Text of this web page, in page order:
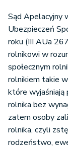
Sąd Apelacyjny
Ubezpieczeń
roku (III AUa
rolnikowi w
społecznym
rolnikiem takie
które wyjaśniają
rolnika bez
zatem osoby
rolnika, czyli
rodzeństwo,